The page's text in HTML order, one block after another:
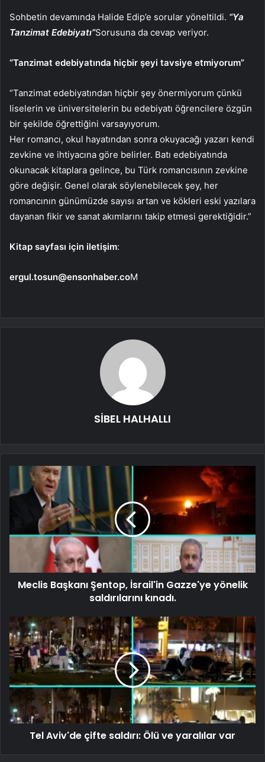
Sohbetin devamında Halide Edip’e sorular yöneltildi. “Ya
Tanzimat Edebiyatı”Sorusuna da cevap veriyor.
“Tanzimat edebiyatında hiçbir şeyi tavsiye etmiyorum”
“Tanzimat edebiyatından hiçbir şey önermiyorum çünkü
liselerin ve üniversitelerin bu edebiyatı öğrencilere özgün
bir şekilde öğrettiğini varsayıyorum.
Her romancı, okul hayatından sonra okuyacağı yazarı kendi
zevkine ve ihtiyacına göre belirler. Batı edebiyatında
okunacak kitaplara gelince, bu Türk romancısının zevkine
göre değişir. Genel olarak söylenebilecek şey, her
romancının günümüzde sayısı artan ve kökleri eski yazılara
dayanan fikir ve sanat akımlarını takip etmesi gerektiğidir.”
Kitap sayfası için iletişim:
ergul.tosun@ensonhaber.coM
SİBEL HALHALLI
Meclis Başkanı Şentop, İsrail'in Gazze'ye yönelik
saldırılarını kınadı.
Tel Aviv'de çifte saldırı: Ölü ve yaralılar var